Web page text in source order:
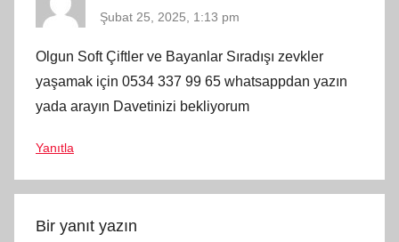
Şubat 25, 2025, 1:13 pm
Olgun Soft Çiftler ve Bayanlar Sıradışı zevkler
yaşamak için 0534 337 99 65 whatsappdan yazın
yada arayın Davetinizi bekliyorum
Yanıtla
Bir yanıt yazın